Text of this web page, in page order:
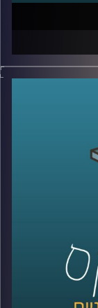
אמצעי
הרבים
כדאי
העבודה